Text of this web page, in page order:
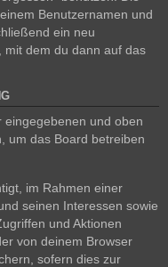
Benutzernamen und
ein neu
mit dem du dann auf das
eingegebenen und oben
um das Board betreiben
im Rahmen einer
seinen Interessen sowie
und Aktionen
von deinem Browser
sofern dies zur